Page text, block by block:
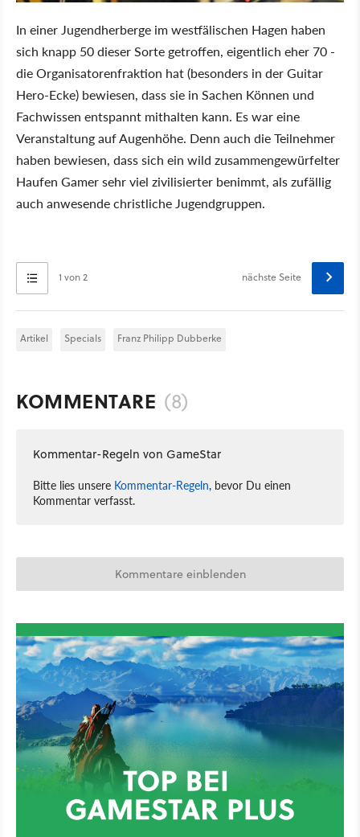
In einer Jugendherberge im westfälischen Hagen haben
sich knapp 50 dieser Sorte getroffen, eigentlich eher 70 -
die Organisatorenfraktion hat (besonders in der Guitar
Hero-Ecke) bewiesen, dass sie in Sachen Können und
Fachwissen entspannt mithalten kann. Es war eine
Veranstaltung auf Augenhöhe. Denn auch die Teilnehmer
haben bewiesen, dass sich ein wild zusammengewürfelter
Haufen Gamer sehr viel zivilisierter benimmt, als zufällig
auch anwesende christliche Jugendgruppen.
1 von 2 nächste Seite
Artikel Specials Franz Philipp Dubberke
KOMMENTARE (8)
Kommentar-Regeln von GameStar
Bitte lies unsere Kommentar-Regeln, bevor Du einen
Kommentar verfasst.
Kommentare einblenden